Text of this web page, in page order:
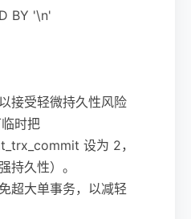
BY '\n'
接受轻微持久性风险
时把
设为 2，
持久性）。
超大单事务，以减轻